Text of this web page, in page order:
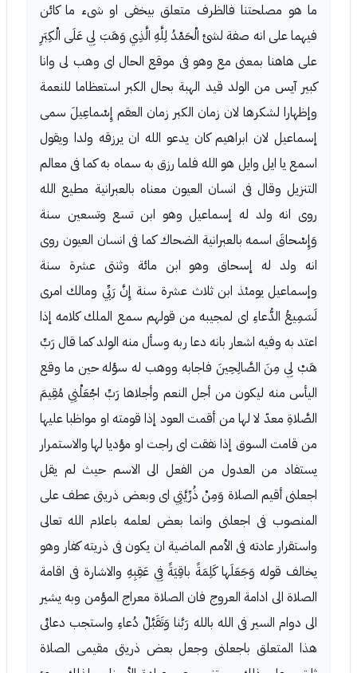
ما هو مصلحتنا فالظرف متعلق بيخفى او شىء ما كائن
فيهما على انه صفة لشئ الْحَمْدُ لِلَّهِ الَّذِي وَهَبَ لِي عَلَى الْكِبَرِ
على هاهنا بمعنى مع وهو فى موقع الحال اى وهب لى وانا
كبير آيس من الولد قيد الهبة بحال الكبر استعظاما للنعمة
وإظهارا لشكرها لان زمان الكبر زمان العقم إِسْماعِيلَ سمى
إسماعيل لان ابراهيم كان يدعو الله ان يرزقه ولدا ويقول
اسمع يا ايل وايل هو الله فلما رزق به سماه به كما فى معالم
التنزيل وقال فى انسان العيون معناه بالعبرانية مطيع الله
روى انه ولد له إسماعيل وهو ابن تسع وتسعين سنة
وَإِسْحاقَ اسمه بالعبرانية الضحاك كما فى انسان العيون روى
انه ولد له إسحاق وهو ابن مائة وثنتى عشرة سنة
وإسماعيل يومئذ ابن ثلاث عشرة سنة إِنَّ رَبِّي ومالك امرى
لَسَمِيعُ الدُّعاءِ اى لمجيبه من قولهم سمع الملك كلامه إذا
اعتد به وفيه اشعار بانه دعا ربه وسأل منه الولد كما قال رَبِّ
هَبْ لِي مِنَ الصَّالِحِينَ فاجابه ووهب له سؤله حين ما وقع
اليأس منه ليكون من أجل النعم وأجلاها رَبِّ اجْعَلْنِي مُقِيمَ
الصَّلاةِ معدّ لا لها من أقمت العود إذا قومته او مواظبا عليها
من قامت السوق إذا نفقت اى راجت او مؤديا لها والاستمرار
يستفاد من العدول من الفعل الى الاسم حيث لم يقل
اجعلنى أقيم الصلاة وَمِنْ ذُرِّيَّتِي اى وبعض ذريتى عطف على
المنصوب فى اجعلنى وانما بعض لعلمه باعلام الله تعالى
واستقرار عادته فى الأمم الماضية ان يكون فى ذريته كفار وهو
يخالف قوله وَجَعَلَها كَلِمَةً باقِيَةً فِي عَقِبِهِ والاشارة فى اقامة
الصلاة الى ادامة العروج فان الصلاة معراج المؤمن وبه يشير
الى دوام السير فى الله بالله رَبَّنا وَتَقَبَّلْ دُعاءِ واستجب دعائى
هذا المتعلق باجعلنى وجعل بعض ذريتى مقيمى الصلاة